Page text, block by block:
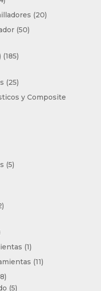
productos2020
5050
185185
2525
productos
y Composite
55
22
productos
11
producto
1111
88
productos
55